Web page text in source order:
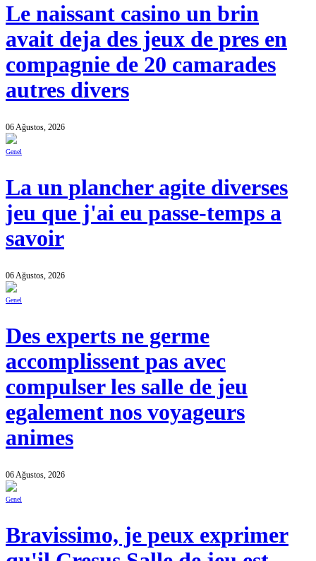
Le naissant casino un brin
avait deja des jeux de pres en
compagnie de 20 camarades
autres divers
06 Ağustos, 2026
Genel
La un plancher agite diverses
jeu que j'ai eu passe-temps a
savoir
06 Ağustos, 2026
Genel
Des experts ne germe
accomplissent pas avec
compulser les salle de jeu
egalement nos voyageurs
animes
06 Ağustos, 2026
Genel
Bravissimo, je peux exprimer